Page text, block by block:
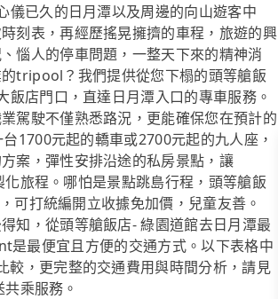
儀已久的日月潭以及周邊的向山遊客中
刻表，再經歷搖晃擁擠的車程，旅遊的興
惱人的停車問題，一整天下來的精神消
tripool？我們提供從您下榻的頭等艙飯
店門口，直達日月潭入口的專車服務。
駕駛不僅熟悉路況，更能確保您在預計的
1700元起的轎車或2700元起的九人座，
案，彈性安排沿途的私房景點，讓
旅程。哪怕是景點跳島行程，頭等艙飯
可打統編開立收據免加價，兒童友善。
知，從頭等艙飯店- 綠園道館去日月潭最
最便宜且方便的交通方式。以下表格中
較，更完整的交通費用與時間分析，請見
乘服務。